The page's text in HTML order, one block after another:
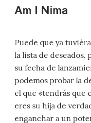
Am I Nima
Puede que ya
la lista de
su fecha de
podemos probar la
el que «tendrás que
eres su hija de
enganchar a un